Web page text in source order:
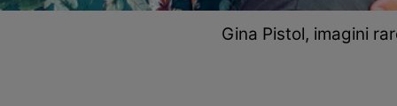
Gina Pistol, imagini